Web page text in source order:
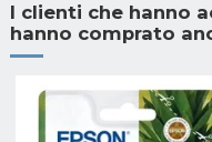
I clienti che hanno
hanno comprato